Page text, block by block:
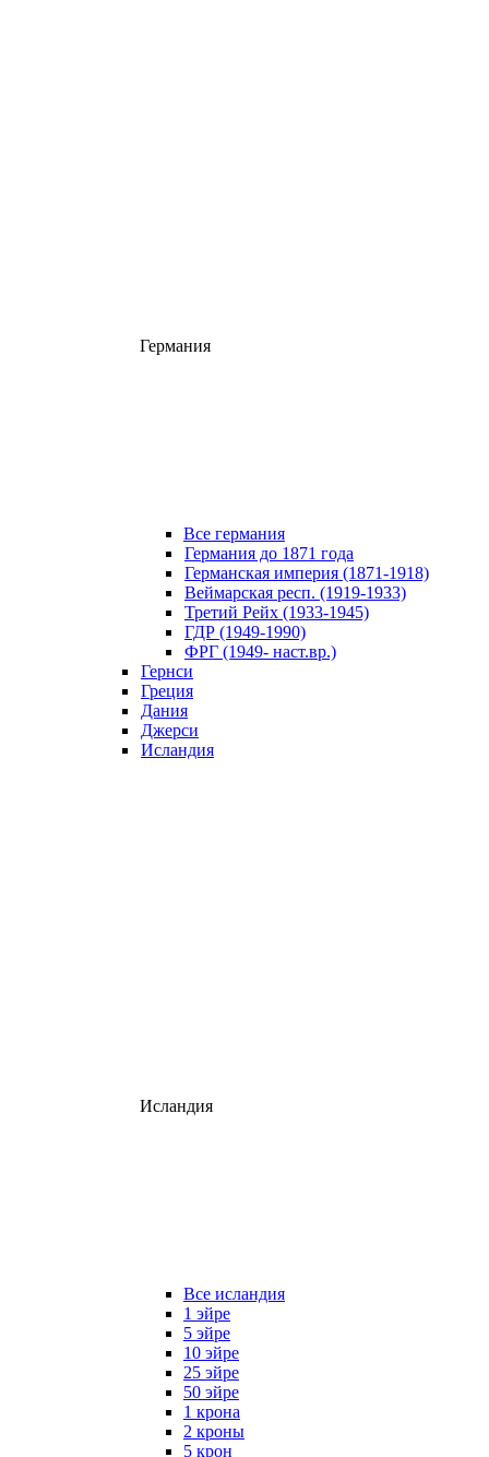
Германия
Все германия
Германия до 1871 года
Германская империя (1871-1918)
Веймарская респ. (1919-1933)
Третий Рейх (1933-1945)
ГДР (1949-1990)
ФРГ (1949- наст.вр.)
Гернси
Греция
Дания
Джерси
Исландия
Исландия
Все исландия
1 эйре
5 эйре
10 эйре
25 эйре
50 эйре
1 крона
2 кроны
5 крон